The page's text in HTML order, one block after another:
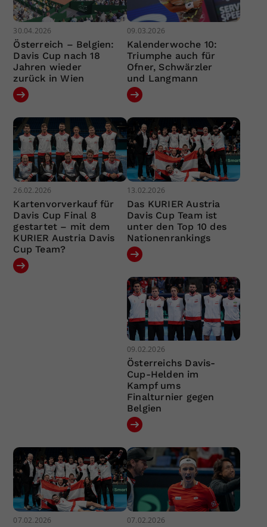
30.04.2026
Österreich – Belgien:
Davis Cup nach 18
Jahren wieder
zurück in Wien
09.03.2026
Kalenderwoche 10:
Triumphe auch für
Ofner, Schwärzler
und Langmann
26.02.2026
Kartenvorverkauf für
Davis Cup Final 8
gestartet – mit dem
KURIER Austria Davis
Cup Team?
13.02.2026
Das KURIER Austria
Davis Cup Team ist
unter den Top 10 des
Nationenrankings
09.02.2026
Österreichs Davis-
Cup-Helden im
Kampf ums
Finalturnier gegen
Belgien
07.02.2026 07.02.2026